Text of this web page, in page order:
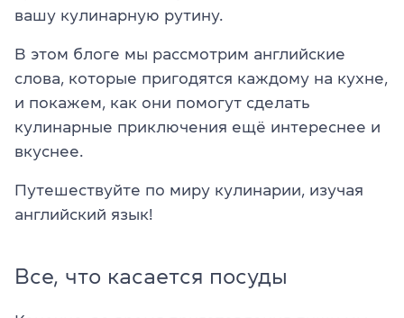
вашу кулинарную рутину.
В этом блоге мы рассмотрим английские
слова, которые пригодятся каждому на кухне,
и покажем, как они помогут сделать
кулинарные приключения ещё интереснее и
вкуснее.
Путешествуйте по миру кулинарии, изучая
английский язык!
Все, что касается посуды